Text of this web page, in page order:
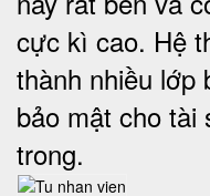
cực kì cao. Hệ
thành nhiều lớp
bảo mật cho
trong.